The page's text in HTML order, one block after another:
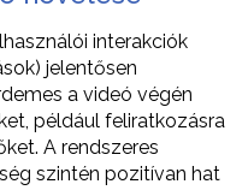
interakciók
jelentősen
a videó végén
például feliratkozásra
A rendszeres
szintén pozitívan hat